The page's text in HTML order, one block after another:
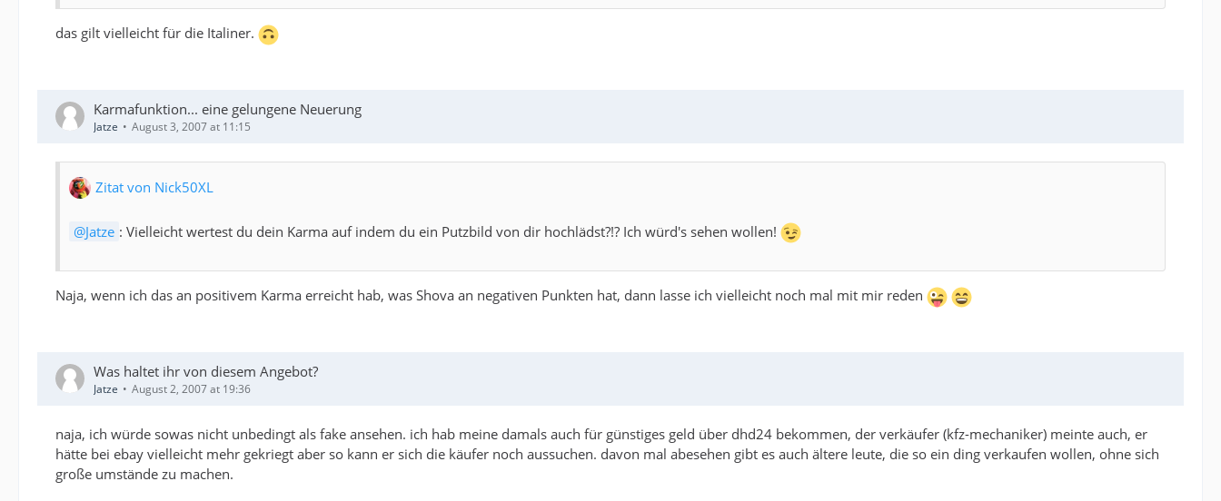
das gilt vielleicht für die Italiner.
Karmafunktion... eine gelungene Neuerung
Jatze August 3, 2007 at 11:15
Zitat von Nick50XL
Jatze : Vielleicht wertest du dein Karma auf indem du ein Putzbild von dir hochlädst?!? Ich würd's sehen wollen!
Naja, wenn ich das an positivem Karma erreicht hab, was Shova an negativen Punkten hat, dann lasse ich vielleicht noch mal mit mir reden
Was haltet ihr von diesem Angebot?
Jatze August 2, 2007 at 19:36
naja, ich würde sowas nicht unbedingt als fake ansehen. ich hab meine damals auch für günstiges geld über dhd24 bekommen, der verkäufer (kfz-mechaniker) meinte auch, er
hätte bei ebay vielleicht mehr gekriegt aber so kann er sich die käufer noch aussuchen. davon mal abesehen gibt es auch ältere leute, die so ein ding verkaufen wollen, ohne sich
große umstände zu machen.